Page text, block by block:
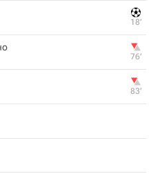
18‎’‎
76‎’‎
83‎’‎